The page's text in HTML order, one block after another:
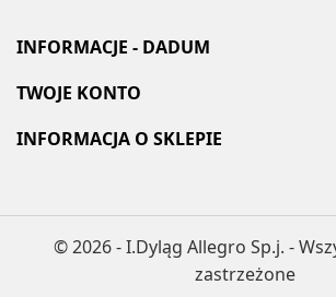
INFORMACJE - DADUM
TWOJE KONTO
INFORMACJA O SKLEPIE
© 2026 - I.Dyląg Allegro Sp.j. -
zastrzeżone